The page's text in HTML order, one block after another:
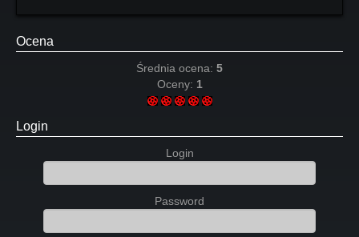
Ocena
Średnia ocena: 5
Oceny: 1
Login
Login
Password